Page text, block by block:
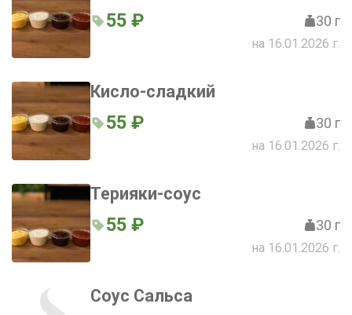
55 ₽ 30 г
на 16.01.2026 г.
Кисло-сладкий
55 ₽ 30 г
на 16.01.2026 г.
Терияки-соус
55 ₽ 30 г
на 16.01.2026 г.
Соус Сальса